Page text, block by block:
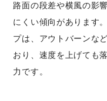
路面の段差や横風の影
にくい傾向があります
プは、アウトバーンな
おり、速度を上げても
力です。